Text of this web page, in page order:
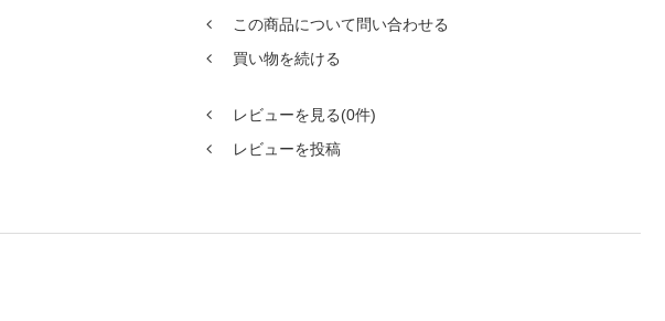
この商品について問い合わせる
買い物を続ける
レビューを見る(0件)
レビューを投稿